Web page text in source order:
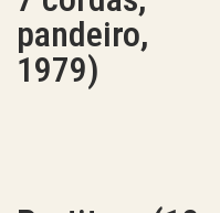
pandeiro,
1979)